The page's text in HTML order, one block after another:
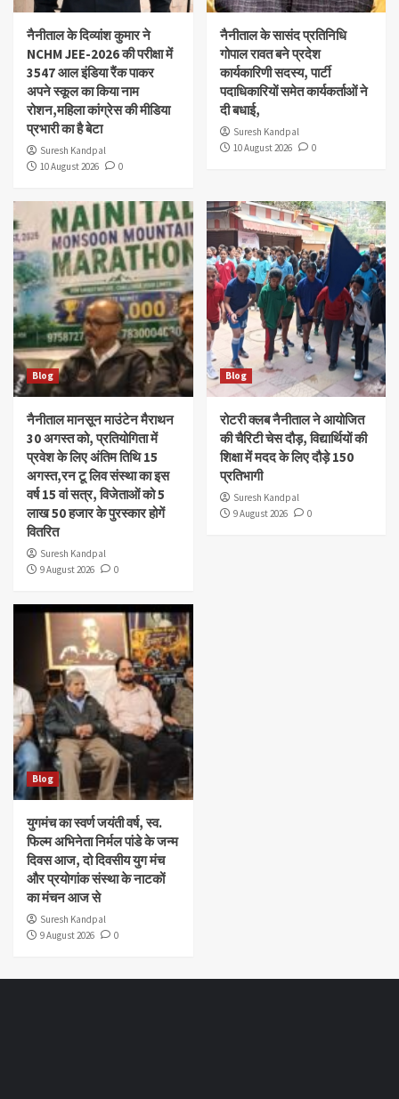
नैनीताल के दिव्यांश‌ कुमार ने
NCHM JEE-2026 की परीक्षा में
3547 आल इंडिया रैंक पाकर
अपने स्कूल का किया नाम
रोशन,महिला कांग्रेस की मीडिया
प्रभारी का है बेटा
Suresh Kandpal
10 August 2026
0
नैनीताल के सासंद प्रतिनिधि
गोपाल रावत बने प्रदेश
कार्यकारिणी सदस्य, पार्टी
पदाधिकारियों समेत कार्यकर्ताओं ने
दी बधाई,
Suresh Kandpal
10 August 2026
0
Blog
नैनीताल मानसून माउंटेन मैराथन
30 अगस्त को, प्रतियोगिता में
प्रवेश के लिए अंतिम तिथि 15
अगस्त,रन टू लिव संस्था का इस
वर्ष 15 वां सत्र, विजेताओं को 5
लाख 50 हजार के पुरस्कार होगें
वितरित
Suresh Kandpal
9 August 2026
0
Blog
रोटरी क्लब नैनीताल ने आयोजित
की चैरिटी चेस दौड़, विद्यार्थियों की
शिक्षा में मदद के लिए दौड़े 150
प्रतिभागी
Suresh Kandpal
9 August 2026
0
Blog
युगमंच का स्वर्ण जयंती वर्ष, स्व.
फिल्म अभिनेता निर्मल पांडे के जन्म
दिवस आज, दो दिवसीय युग मंच
और प्रयोगांक संस्था के नाटकों
का मंचन आज से
Suresh Kandpal
9 August 2026
0